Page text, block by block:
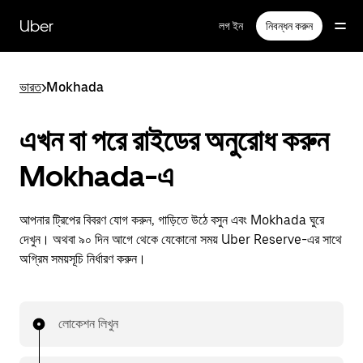
প্রধান
বিষয়সূচিতে
Uber লগ ইন নিবন্ধন করুন
ভারত>Mokhada
এখন বা পরে রাইডের অনুরোধ করুন
Mokhada-এ
আপনার ট্রিপের বিবরণ যোগ করুন, গাড়িতে উঠে বসুন এবং Mokhada ঘুরে
দেখুন। অথবা ৯০ দিন আগে থেকে যেকোনো সময় Uber Reserve-এর সাথে
অগ্রিম সময়সূচি নির্ধারণ করুন।
লোকেশন লিখুন